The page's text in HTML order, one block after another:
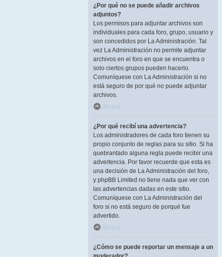
¿Por qué no se puede añadir archivos
adjuntos?
Los permisos para adjuntar archivos son
individuales para cada foro, grupo, usuario y
son concedidos por La Administración. Tal
vez La Administración no permite adjuntar
archivos en el foro en que se encuentra o
solo ciertos grupos pueden hacerlo.
Comuníquese con La Administración si no
está seguro de por qué no puede adjuntar
archivos.
Arriba
¿Por qué recibí una advertencia?
Los administradores de cada foro tienen su
propio conjunto de reglas para su sitio. Si ha
quebrantado alguna regla puede recibir una
advertencia. Por favor recuerde que esta es
una decisión de La Administración del foro,
y phpBB Limited no tiene nada que ver con
las advertencias dadas en este sitio.
Comuníquese con La Administración del
foro si no está seguro de porqué fue
advertido.
Arriba
¿Cómo se puede reportar un mensaje a un